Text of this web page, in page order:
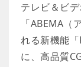
テレビ＆ビ
「ABEMA（
れる新機能
に、高品質